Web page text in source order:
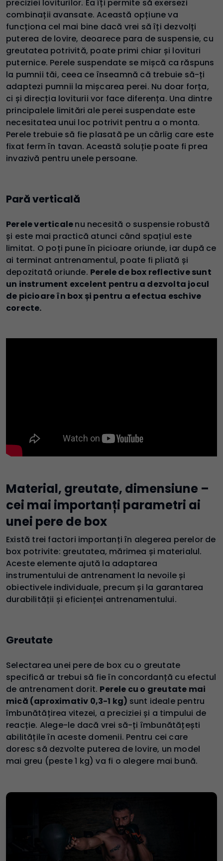
preciziei loviturilor. Ea îți permite să exersezi
combinații avansate. Această opțiune va
funcționa cel mai bine dacă vrei să îți dezvolți
puterea de lovire, deoarece para de suspensie, cu
greutatea potrivită, poate primi chiar și lovituri
puternice. Perele suspendate se mișcă ca răspuns
la pumnii tăi, ceea ce înseamnă că trebuie să-ți
adaptezi pumnii la mișcarea perei. Nu doar forța,
ci și direcția loviturii vor face diferența. Una dintre
principalele limitări ale perei suspendate este
necesitatea unui loc potrivit pentru a o monta.
Perele trebuie să fie plasată pe un cârlig care este
fixat ferm în tavan. Această soluție poate fi prea
invazivă pentru unele persoane.
Pară verticală
Perele verticalenu necesită o suspensie robustă
și este mai practică atunci când spațiul este
limitat. O poți pune în picioare oriunde, iar după ce
ai terminat antrenamentul, poate fi pliată și
depozitată oriunde. Perele de box reflective sunt
un instrument excelent pentru a dezvolta jocul
de picioare în box și pentru a efectua eschive
corecte.
Material, greutate, dimensiune –
cei mai importanți parametri ai
unei pere de box
Există trei factori importanți în alegerea perelor de
box potrivite: greutatea, mărimea și materialul.
Aceste elemente ajută la adaptarea
instrumentului de antrenament la nevoile și
obiectivele individuale, precum și la garantarea
durabilității și eficienței antrenamentului.
Greutate
Selectarea unei pere de box cu o greutate
specifică ar trebui să fie în concordanță cu efectul
de antrenament dorit. Perele cu o greutate mai
mică (aproximativ 0,3-1 kg) sunt ideale pentru
îmbunătățirea vitezei, a preciziei și a timpului de
reacție. Alege-le dacă vrei să-ți îmbunătățești
abilitățile în aceste domenii. Pentru cei care
doresc să dezvolte puterea de lovire, un model
mai greu (peste 1 kg) va fi o alegere mai bună.